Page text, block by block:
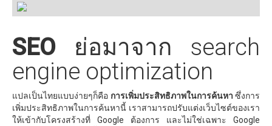
SEOย่อมาจาก search
engine optimization
แปลเป็นไทยแบบง่ายๆก็คือ การเพิ่มประสิทธิภาพในการค้นหา ซึ่งการ
เพิ่มประสิทธิภาพในการค้นหานี้ เราสามารถปรับแต่งเว็บไซต์ของเรา
ให้เข้ากับโครงสร้างที่ Google ต้องการ และไม่ใช่เฉพาะ Google